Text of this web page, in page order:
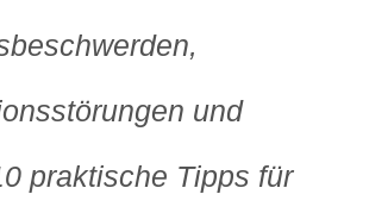
und
praktische Tipps für